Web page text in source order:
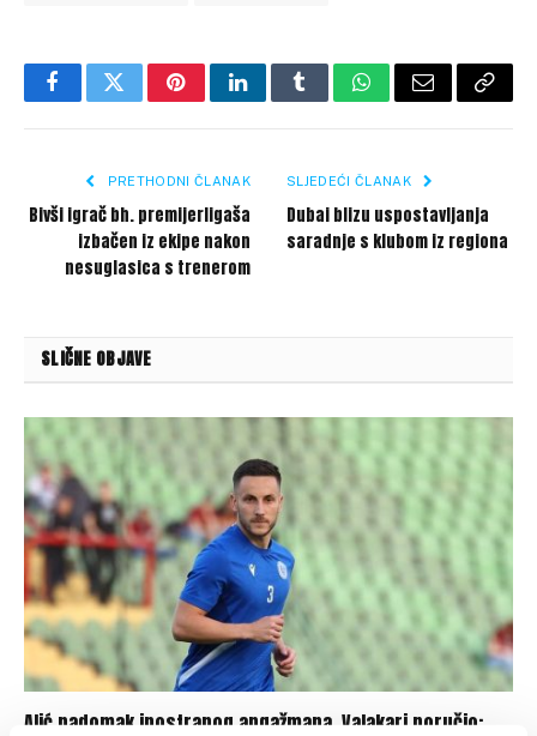
FacebookTwitterPinterestLinkedInTumblrWhatsApp
Email Copy
PRETHODNI ČLANAK
Bivši igrač bh. premijerligaša
izbačen iz ekipe nakon
nesuglasica s trenerom
SLJEDEĆI ČLANAK
Dubai blizu uspostavljanja
saradnje s klubom iz regiona
SLIČNE OBJAVE
Alić nadomak inostranog angažmana, Valakari poručio: